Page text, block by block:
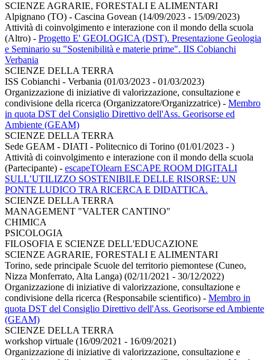
SCIENZE AGRARIE, FORESTALI E ALIMENTARI
Alpignano (TO) - Cascina Govean (14/09/2023 - 15/09/2023)
Attività di coinvolgimento e interazione con il mondo della scuola
(Altro) - Progetto E' GEOLOGICA (DST). Presentazione Geologia
e Seminario su "Sostenibilità e materie prime". IIS Cobianchi
Verbania
SCIENZE DELLA TERRA
ISS Cobianchi - Verbania (01/03/2023 - 01/03/2023)
Organizzazione di iniziative di valorizzazione, consultazione e
condivisione della ricerca (Organizzatore/Organizzatrice) - Membro
in quota DST del Consiglio Direttivo dell'Ass. Georisorse ed
Ambiente (GEAM)
SCIENZE DELLA TERRA
Sede GEAM - DIATI - Politecnico di Torino (01/01/2023 - )
Attività di coinvolgimento e interazione con il mondo della scuola
(Partecipante) - escapeTOlearn ESCAPE ROOM DIGITALI
SULL’UTILIZZO SOSTENIBILE DELLE RISORSE: UN
PONTE LUDICO TRA RICERCA E DIDATTICA.
SCIENZE DELLA TERRA
MANAGEMENT "VALTER CANTINO"
CHIMICA
PSICOLOGIA
FILOSOFIA E SCIENZE DELL'EDUCAZIONE
SCIENZE AGRARIE, FORESTALI E ALIMENTARI
Torino, sede principale Scuole del territorio piemontese (Cuneo,
Nizza Monferrato, Alta Langa) (02/11/2021 - 30/12/2022)
Organizzazione di iniziative di valorizzazione, consultazione e
condivisione della ricerca (Responsabile scientifico) - Membro in
quota DST del Consiglio Direttivo dell'Ass. Georisorse ed Ambiente
(GEAM)
SCIENZE DELLA TERRA
workshop virtuale (16/09/2021 - 16/09/2021)
Organizzazione di iniziative di valorizzazione, consultazione e